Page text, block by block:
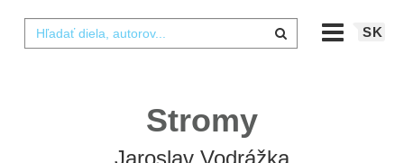
SK
Stromy
Jaroslav Vodrážka